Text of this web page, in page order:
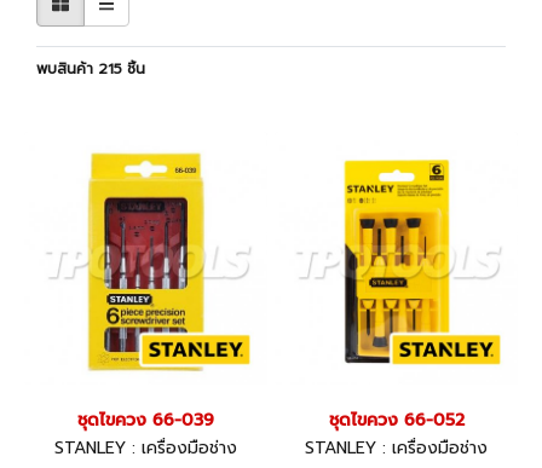
พบสินค้า 215 ชิ้น
ชุดไขควง 66-039
STANLEY : เครื่องมือช่าง
ชุดไขควง 66-052
STANLEY : เครื่องมือช่าง